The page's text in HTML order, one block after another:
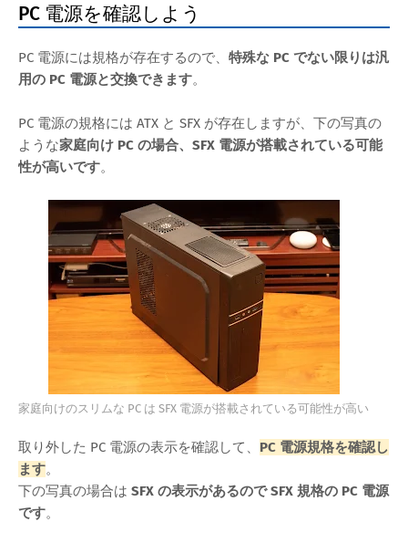
PC 電源を確認しよう
PC 電源には規格が存在するので、 特殊な PC でない限りは汎
用の PC 電源と交換できます。
PC 電源の規格には ATX と SFX が存在しますが、下の写真の
ような家庭向け PC の場合、SFX 電源が搭載されている可能
性が高いです。
家庭向けのスリムな PC は SFX 電源が搭載されている可能性が高い
取り外した PC 電源の表示を確認して、 PC 電源規格を確認し
ます。
下の写真の場合は SFX の表示があるので SFX 規格の PC 電源
です。